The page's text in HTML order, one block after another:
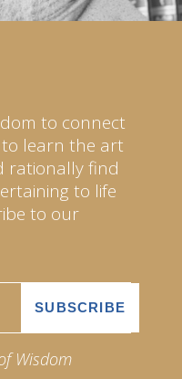
to connect
learn the art
rationally find
to life
to our
Wisdom